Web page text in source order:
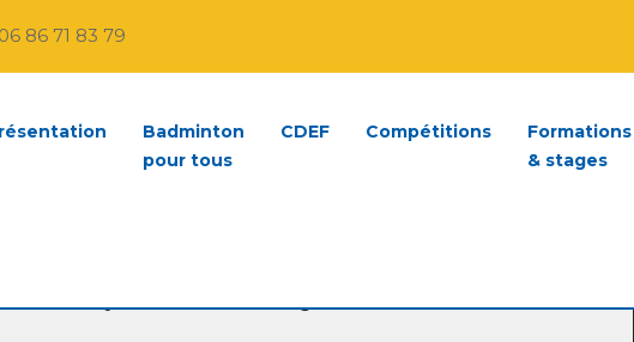
86 71 83 79
Badminton
pour tous
CDEF Compétitions
Formations
& stages
AT THIS LOCATION